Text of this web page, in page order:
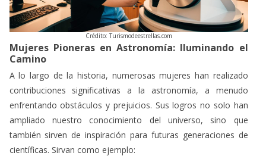
Crédito: Turismodeestrellas.com
Mujeres Pioneras en Astronomía: Iluminando el
Camino
A lo largo de la historia, numerosas mujeres han realizado
contribuciones significativas a la astronomía, a menudo
enfrentando obstáculos y prejuicios. Sus logros no solo han
ampliado nuestro conocimiento del universo, sino que
también sirven de inspiración para futuras generaciones de
científicas. Sirvan como ejemplo: